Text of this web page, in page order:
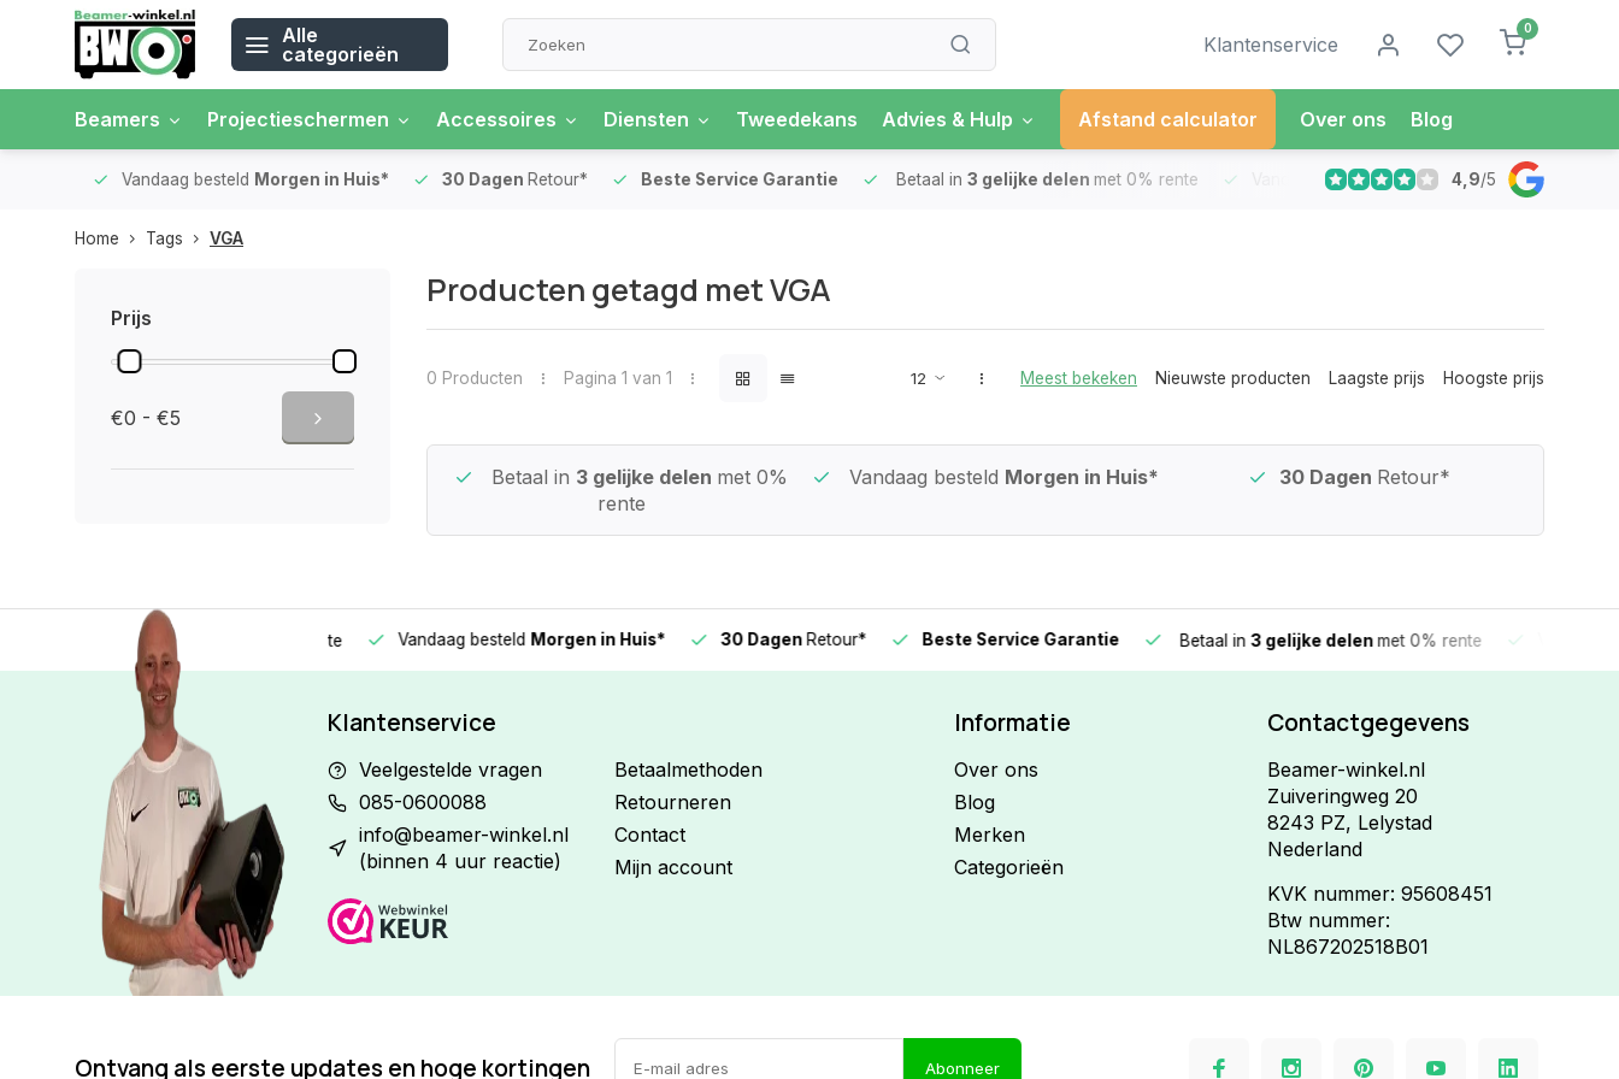
Alle
categorieën
Klantenservice
0
Beamers Projectieschermen Accessoires Diensten Tweedekans Advies & Hulp Afstand calculator Over ons Blog
Vandaag besteld Morgen in Huis* 30 DagenRetour* Beste Service Garantie Betaal in 3 gelijke delenmet 0% rente Vandaag besteldMorgen in Huis*
4,9/5
Home Tags VGA
Prijs
€0 - €5
Producten getagd met VGA
0 Producten Pagina 1 van 1 Meest bekeken Nieuwste producten Laagste prijs Hoogste prijs
Beste Service Garantie Betaal in 3 gelijke delen met 0%
rente
Vandaag besteld Morgen in Huis* 30 Dagen Retour*
3 gelijke delen Vandaag besteldMorgen in Huis* 30 DagenRetour* Beste Service Garantie Betaal in3 gelijke delenmet 0% rente Vandaag
Klantenservice
Veelgestelde vragen
085-0600088
info@beamer-winkel.nl
(binnen 4 uur reactie)
Betaalmethoden
Retourneren
Contact
Mijn account
Informatie
Over ons
Blog
Merken
Categorieën
Contactgegevens
Beamer-winkel.nl
Zuiveringweg 20
8243 PZ, Lelystad
Nederland
KVK nummer: 95608451
Btw nummer:
NL867202518B01
Ontvang als eerste updates en hoge kortingen Abonneer